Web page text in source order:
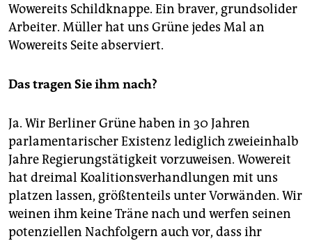
Wowereits Schildknappe. Ein braver, grundsolider
Arbeiter. Müller hat uns Grüne jedes Mal an
Wowereits Seite abserviert.
Das tragen Sie ihm nach?
Ja. Wir Berliner Grüne haben in 30 Jahren
parlamentarischer Existenz lediglich zweieinhalb
Jahre Regierungstätigkeit vorzuweisen. Wowereit
hat dreimal Koalitionsverhandlungen mit uns
platzen lassen, größtenteils unter Vorwänden. Wir
weinen ihm keine Träne nach und werfen seinen
potenziellen Nachfolgern auch vor, dass ihr